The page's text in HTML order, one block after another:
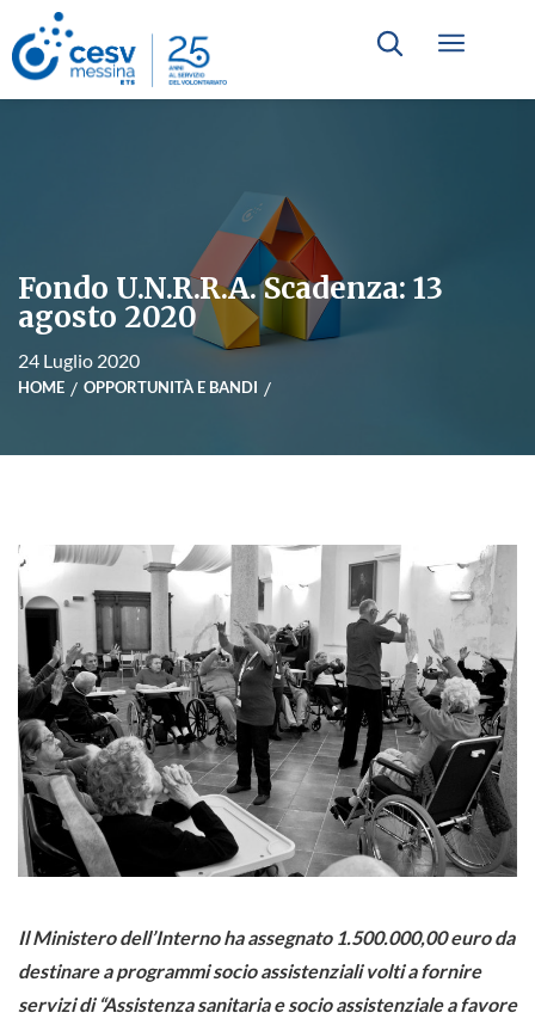
Fondo U.N.R.R.A. Scadenza: 13
agosto 2020
24 Luglio 2020
HOME OPPORTUNITÀ E BANDI
Il Ministero dell’Interno ha assegnato 1.500.000,00 euro da
destinare a programmi socio assistenziali volti a fornire
servizi di “Assistenza sanitaria e socio assistenziale a favore